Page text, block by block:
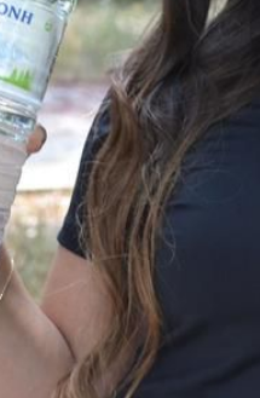
ΠΣ
ΠΕΡΙΣΤΈΡΙNEOΣ ΧΩΡΟΣ
Προορισμός Pilates στην